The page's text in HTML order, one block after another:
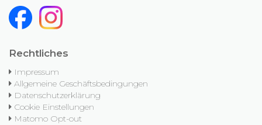
Rechtliches
Impressum
Allgemeine Geschäftsbedingungen
Datenschutzerklärung
Cookie Einstellungen
Matomo Opt-out